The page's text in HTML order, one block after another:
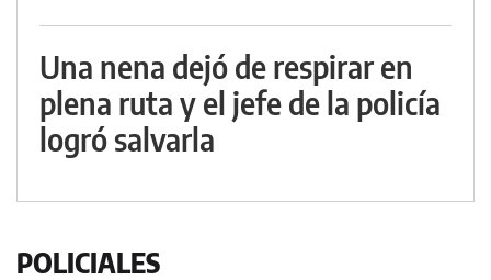
Una nena dejó de respirar en
plena ruta y el jefe de la policía
logró salvarla
POLICIALES